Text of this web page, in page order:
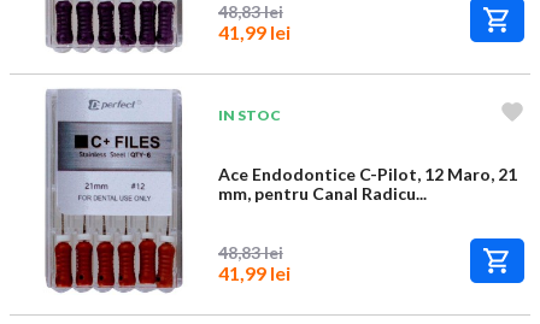
48,83 lei
41,99 lei
IN STOC
Ace Endodontice C-Pilot, 12 Maro, 21
mm, pentru Canal Radicu...
48,83 lei
41,99 lei